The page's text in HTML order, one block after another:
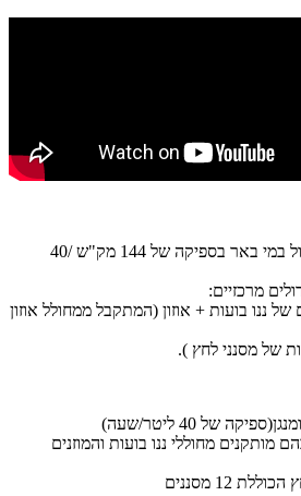
הפתרון המוצע מתוכנן לטיפול במי באר בספיקה של 144 מק"ש /40
מרכזיים:
של ננו בועות + אוזון (המתקבל ממחולל אוזון
של 40 ליטר/שעה)
מותקנים מחוללי ננו בועות והמוזנים
12 מסננים